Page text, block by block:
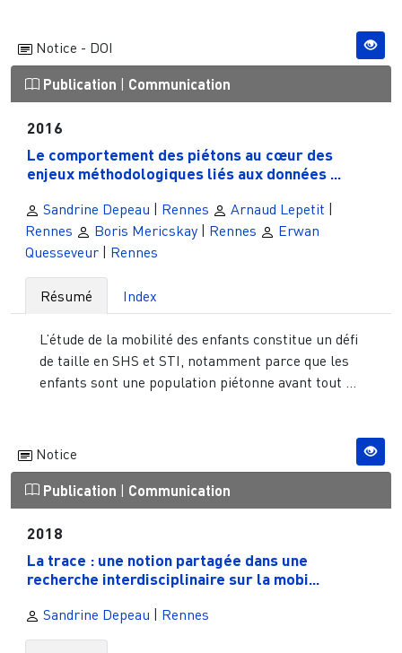
Notice - DOI
Publication Communication
2016
Le comportement des piétons au cœur des
enjeux méthodologiques liés aux données ...
Sandrine Depeau | Rennes Arnaud Lepetit |
Rennes
Boris Mericskay | Rennes
Erwan
Quesseveur | Rennes
Résumé Index
L’étude de la mobilité des enfants constitue un défi
de taille en SHS et STI, notamment parce que les
enfants sont une population piétonne avant tout ...
Notice
Publication | Communication
2018
La trace : une notion partagée dans une
recherche interdisciplinaire sur la mobi...
Sandrine Depeau | Rennes